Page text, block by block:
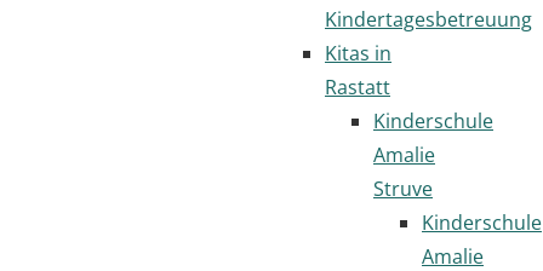
Kindertagesbetreuung
Kitas in
Rastatt
Kinderschule
Amalie
Struve
Kinderschule
Amalie